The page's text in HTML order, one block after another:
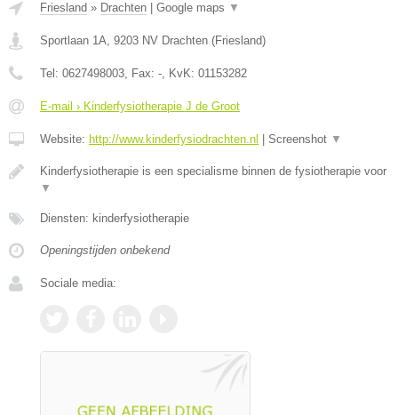
Friesland » Drachten Google maps ▼
Sportlaan 1A, 9203 NV Drachten (Friesland)
Tel: 0627498003, Fax: -, KvK: 01153282
E-mail › Kinderfysiotherapie J de Groot
Website: http://www.kinderfysiodrachten.nl Screenshot ▼
Kinderfysiotherapie is een specialisme binnen de fysiotherapie voor
▼
Diensten: kinderfysiotherapie
Openingstijden onbekend
Sociale media: